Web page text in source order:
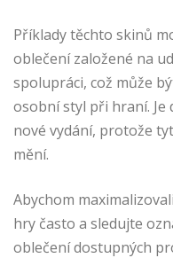
Příklady těchto skinů
oblečení založené na
spolupráci, což může
osobní styl při hraní.
nové vydání, protože
mění.
Abychom
hry často a sledujte
oblečení dostupných